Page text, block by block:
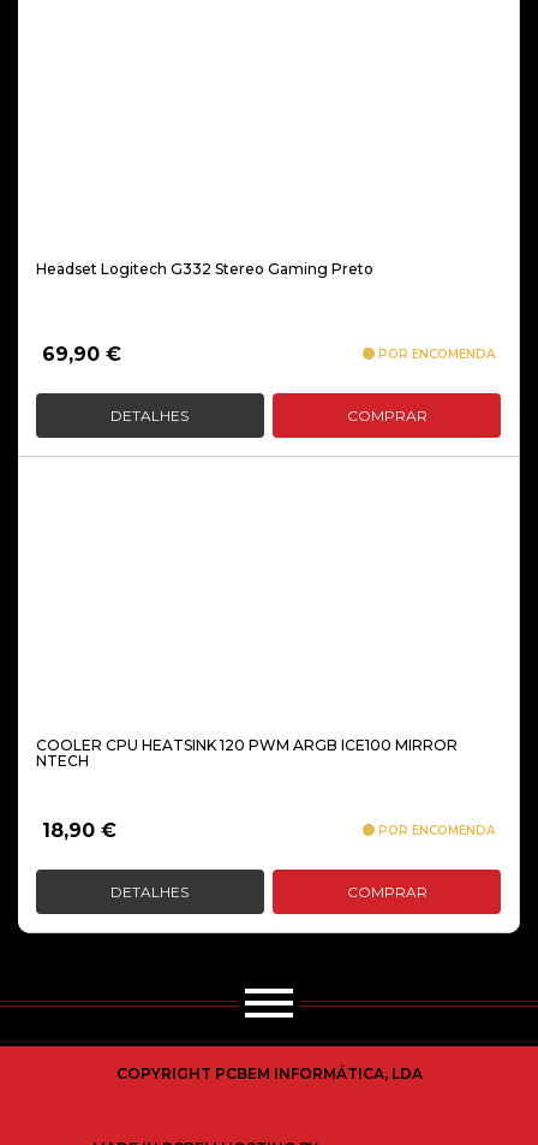
Headset Logitech G332 Stereo Gaming Preto
69,90 € POR ENCOMENDA
DETALHES COMPRAR
COOLER CPU HEATSINK 120 PWM ARGB ICE100 MIRROR
NTECH
18,90 € POR ENCOMENDA
DETALHES COMPRAR
COPYRIGHT PCBEM INFORMÁTICA, LDA